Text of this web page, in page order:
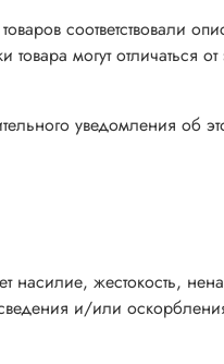
соответствовали
могут отличаться
уведомления об
насилие, жестокость,
и/или